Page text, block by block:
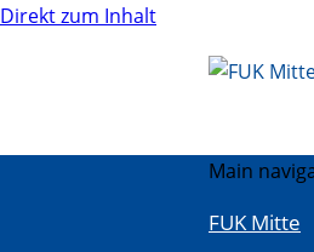
Direkt zum Inhalt
Main
FUK Mitte